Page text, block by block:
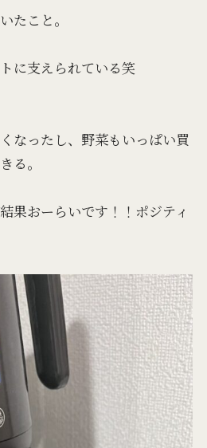
たこと。
に支えられている笑
なったし、野菜もいっぱい買
る。
果おーらいです！！ポジティ